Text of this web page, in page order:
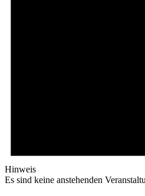
Hinweis
Es sind keine anstehenden